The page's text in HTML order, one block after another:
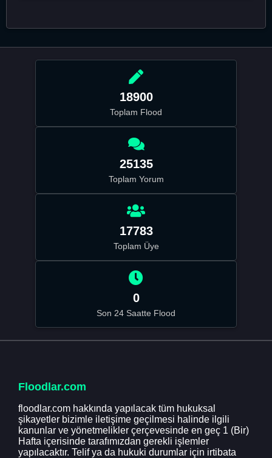
18900
Toplam Flood
25135
Toplam Yorum
17783
Toplam Üye
0
Son 24 Saatte Flood
Floodlar.com
floodlar.com hakkında yapılacak tüm hukuksal
şikayetler bizimle iletişime geçilmesi halinde ilgili
kanunlar ve yönetmelikler çerçevesinde en geç 1 (Bir)
Hafta içerisinde tarafımızdan gerekli işlemler
yapılacaktır. Telif ya da hukuki durumlar için irtibata